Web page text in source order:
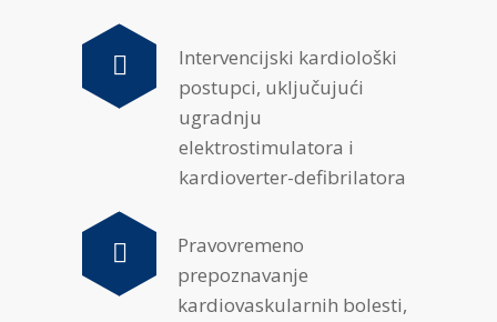
Intervencijski kardiološki
postupci, uključujući
ugradnju
elektrostimulatora i
kardioverter-defibrilatora
Pravovremeno
prepoznavanje
kardiovaskularnih bolesti,